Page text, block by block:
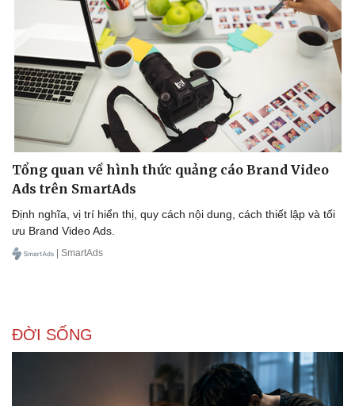
Tổng quan về hình thức quảng cáo Brand Video
Ads trên SmartAds
Định nghĩa, vị trí hiển thị, quy cách nội dung, cách thiết lập và tối
ưu Brand Video Ads.
| SmartAds
ĐỜI SỐNG